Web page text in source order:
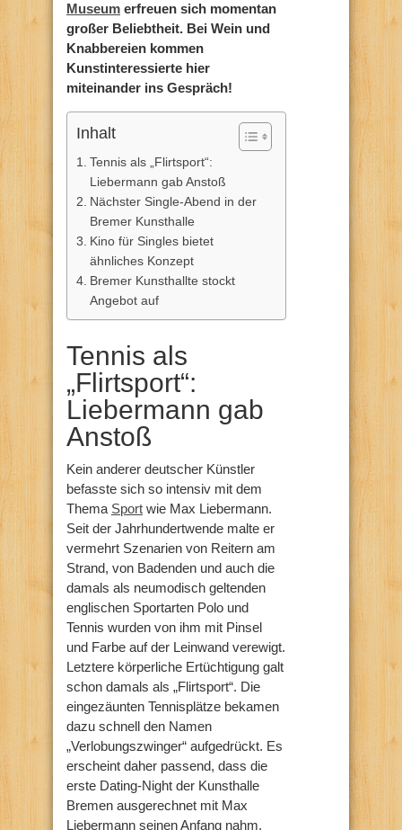
Museum erfreuen sich momentan
großer Beliebtheit. Bei Wein und
Knabbereien kommen
Kunstinteressierte hier
miteinander ins Gespräch!
Inhalt
Tennis als „Flirtsport“:
Liebermann gab Anstoß
Nächster Single-Abend in der
Bremer Kunsthalle
Kino für Singles bietet
ähnliches Konzept
Bremer Kunsthallte stockt
Angebot auf
Tennis als
„Flirtsport“:
Liebermann gab
Anstoß
Kein anderer deutscher Künstler
befasste sich so intensiv mit dem
Thema Sport wie Max Liebermann.
Seit der Jahrhundertwende malte er
vermehrt Szenarien von Reitern am
Strand, von Badenden und auch die
damals als neumodisch geltenden
englischen Sportarten Polo und
Tennis wurden von ihm mit Pinsel
und Farbe auf der Leinwand verewigt.
Letztere körperliche Ertüchtigung galt
schon damals als „Flirtsport“. Die
eingezäunten Tennisplätze bekamen
dazu schnell den Namen
„Verlobungszwinger“ aufgedrückt. Es
erscheint daher passend, dass die
erste Dating-Night der Kunsthalle
Bremen ausgerechnet mit Max
Liebermann seinen Anfang nahm.